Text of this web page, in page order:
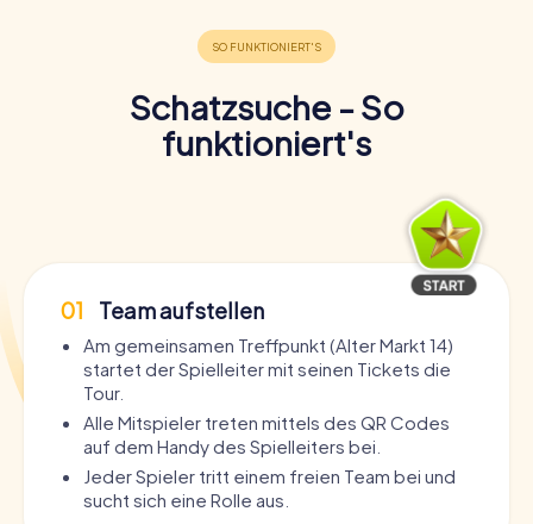
Schatzsuche - So
funktioniert's
01 Team aufstellen
Am gemeinsamen Treffpunkt (Alter Markt 14)
startet der Spielleiter mit seinen Tickets die
Tour.
Alle Mitspieler treten mittels des QR Codes
auf dem Handy des Spielleiters bei.
Jeder Spieler tritt einem freien Team bei und
sucht sich eine Rolle aus.